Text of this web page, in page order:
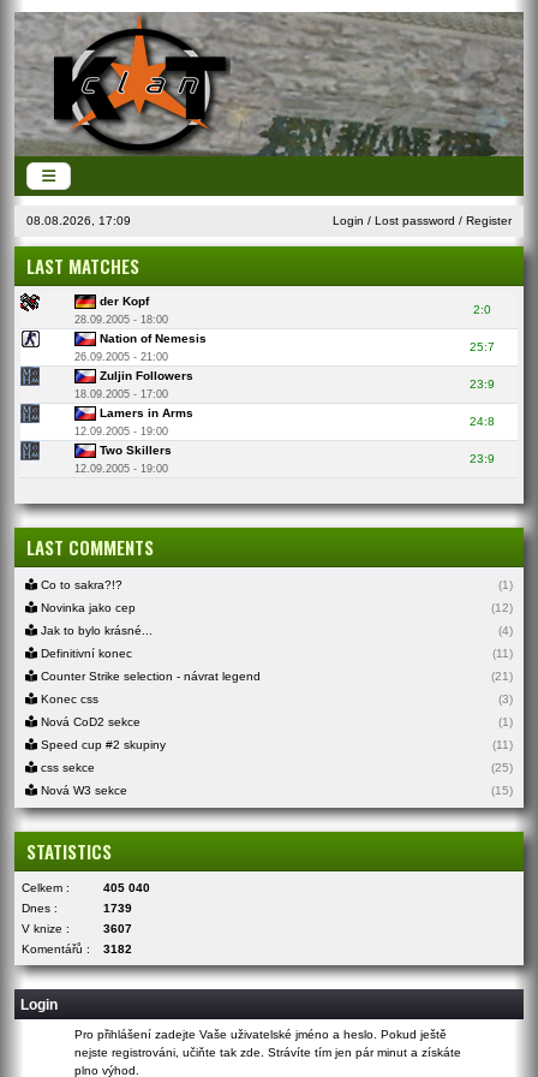
08.08.2026, 17:09 Login / Lost password / Register
LAST MATCHES
der Kopf
28.09.2005 - 18:00
2:0
Nation of Nemesis
26.09.2005 - 21:00
25:7
Zuljin Followers
18.09.2005 - 17:00
23:9
Lamers in Arms
12.09.2005 - 19:00
24:8
Two Skillers
12.09.2005 - 19:00
23:9
LAST COMMENTS
Co to sakra?!?
(1)
Novinka jako cep
(12)
Jak to bylo krásné...
(4)
Definitivní konec
(11)
Counter Strike selection - návrat legend
(21)
Konec css
(3)
Nová CoD2 sekce
(1)
Speed cup #2 skupiny
(11)
css sekce
(25)
Nová W3 sekce
(15)
STATISTICS
Celkem :
405 040
Dnes :
1739
V knize :
3607
Komentářů :
3182
Login
Pro přihlášení zadejte Vaše uživatelské jméno a heslo. Pokud ještě
nejste registrováni, učiňte tak zde . Strávíte tím jen pár minut a získáte
plno výhod.